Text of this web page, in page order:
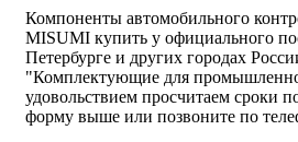
Компоненты автомобильного
MISUMI купить у официального
Петербурге и других городах
"Комплектующие для
удовольствием просчитаем сроки
форму выше или позвоните по